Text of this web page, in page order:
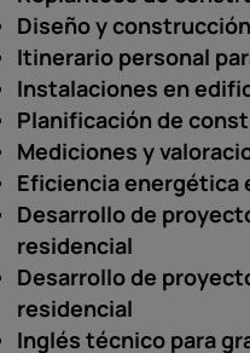
Diseño y
Itinerario personal
Instalaciones en
Planificación de
Mediciones y
Eficiencia energética
Desarrollo de
residencial
Desarrollo de
residencial
Inglés técnico para